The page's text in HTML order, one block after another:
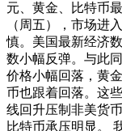
元、黄金、比特币
（周五），市场进
慎。美国最新经济
数小幅反弹。与此
价格小幅回落，黄
币也跟着回落。这
线回升压制非美货
比特币承压明显。